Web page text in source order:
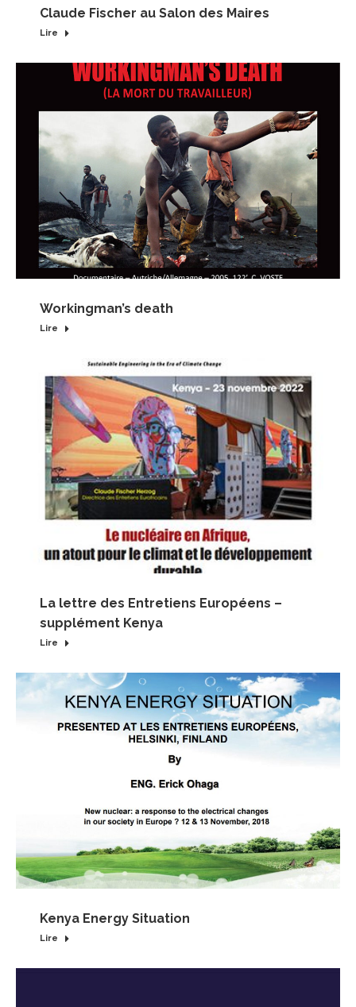
Claude Fischer au Salon des Maires
Lire
Workingman’s death
Lire
La lettre des Entretiens Européens –
supplément Kenya
Lire
Kenya Energy Situation
Lire